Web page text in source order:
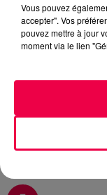
5 janvier 2026 - 1
DU LUNDI 5
(MAGNUM DRIVE)
5 JANVIER
Vous pouvez
accepter". Vos
pouvez mettre à jour
moment via le lien